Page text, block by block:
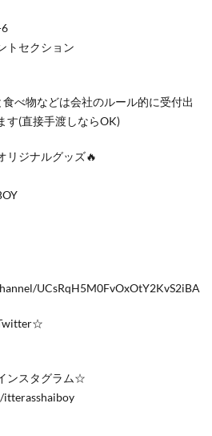
トセクション
べ物などは会社のルール的に受付出
す(直接手渡しならOK)
リジナルグッズ🔥
UCsRqH5M0FvOxOtY2KvS2iBA
ンスタグラム☆